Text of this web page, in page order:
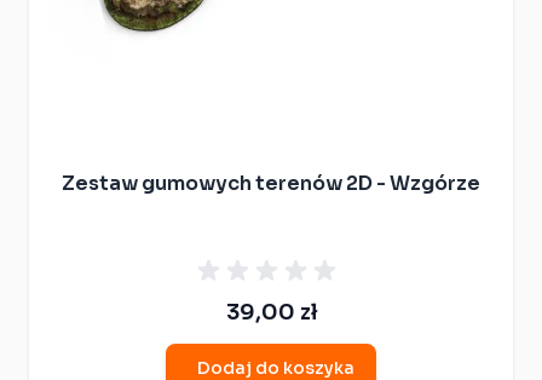
Zestaw gumowych terenów 2D - Wzgórze
39,00 zł
Dodaj do koszyka